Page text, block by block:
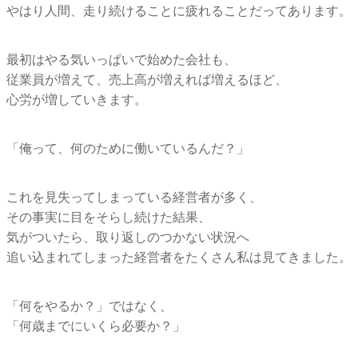
やはり人間、走り続けることに疲れることだってあります。
最初はやる気いっぱいで始めた会社も、
従業員が増えて、売上高が増えれば増えるほど、
心労が増していきます。
「俺って、何のために働いているんだ？」
これを見失ってしまっている経営者が多く、
その事実に目をそらし続けた結果、
気がついたら、取り返しのつかない状況へ
追い込まれてしまった経営者をたくさん私は見てきました。
「何をやるか？」ではなく、
「何歳までにいくら必要か？」